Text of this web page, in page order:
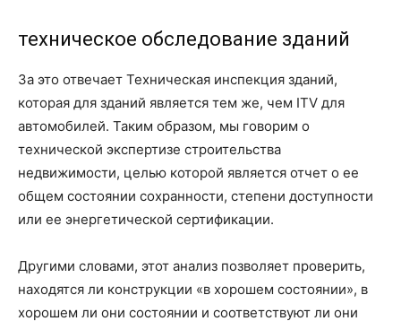
техническое обследование зданий
За это отвечает Техническая инспекция зданий,
которая для зданий является тем же, чем ITV для
автомобилей. Таким образом, мы говорим о
технической экспертизе строительства
недвижимости, целью которой является отчет о ее
общем состоянии сохранности, степени доступности
или ее энергетической сертификации.
Другими словами, этот анализ позволяет проверить,
находятся ли конструкции «в хорошем состоянии», в
хорошем ли они состоянии и соответствуют ли они